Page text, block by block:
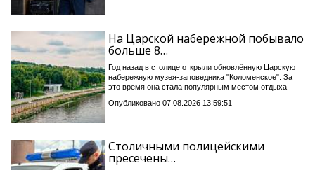
На Царской набережной побывало
больше 8…
Год назад в столице открыли обновлённую Царскую
набережную музея-заповедника "Коломенское". За
это время она стала популярным местом отдыха
Опубликовано 07.08.2026 13:59:51
Столичными полицейскими
пресечены…